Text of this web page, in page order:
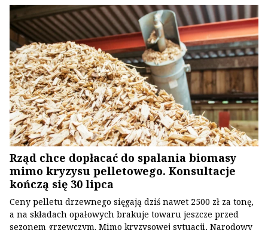
Rząd chce dopłacać do spalania biomasy
mimo kryzysu pelletowego. Konsultacje
kończą się 30 lipca
Ceny pelletu drzewnego sięgają dziś nawet 2500 zł za tonę,
a na składach opałowych brakuje towaru jeszcze przed
sezonem grzewczym. Mimo kryzysowej sytuacji, Narodowy